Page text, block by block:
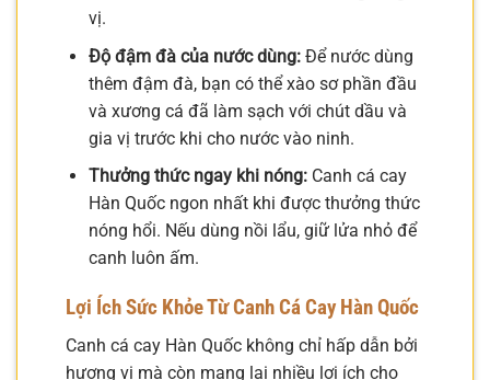
vị.
Độ đậm đà của nước dùng:Để nước dùng
thêm đậm đà, bạn có thể xào sơ phần đầu
và xương cá đã làm sạch với chút dầu và
gia vị trước khi cho nước vào ninh.
Thưởng thức ngay khi nóng:Canh cá cay
Hàn Quốc ngon nhất khi được thưởng thức
nóng hổi. Nếu dùng nồi lẩu, giữ lửa nhỏ để
canh luôn ấm.
Lợi Ích Sức Khỏe Từ Canh Cá Cay Hàn Quốc
Canh cá cay Hàn Quốc không chỉ hấp dẫn bởi
hương vị mà còn mang lại nhiều lợi ích cho